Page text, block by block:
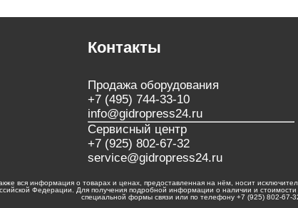
Контакты
Продажа оборудования
+7 (495) 744-33-10
info@gidropress24.ru
Сервисный центр
+7 (925) 802-67-32
service@gidropress24.ru
вся информация о товарах и ценах, предоставленная на нём, носит
Федерации. Для получения подробной информации о наличии и
специальной формы связи или по телефону +7 (925) 802-67-